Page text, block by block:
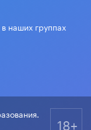
наших группах
18+